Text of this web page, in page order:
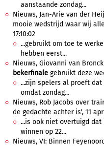
aanstaande zondag...
Nieuws, Jan-Arie van der
mooie wedstrijd waar wij
17:10:02
...gebruikt om toe te
hebben eerst...
Nieuws, Giovanni van
bekerfinale gebruikt deze
...zijn spelers al proeft dat
omdat zondag...
Nieuws, Rob Jacobs over
de gedachte achter is', 11
...is ook niet overtuigd dat
winnen op 22...
Nieuws, VI: Binnen